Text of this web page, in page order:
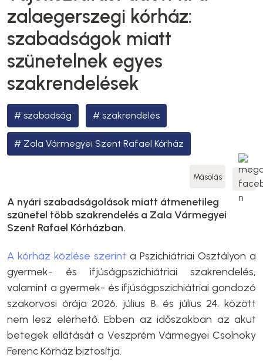
zalaegerszegi kórház:
szabadságok miatt
szünetelnek egyes
szakrendelések
szabadság szakrendelés
Zala Vármegyei Szent Rafael Kórház
Másolás
A nyári szabadságolások miatt átmenetileg
szünetel több szakrendelés a Zala Vármegyei
Szent Rafael Kórházban.
A kórház közlése szerint a Pszichiátriai Osztályon a
gyermek- és ifjúságpszichiátriai szakrendelés,
valamint a gyermek- és ifjúságpszichiátriai gondozó
szakorvosi órája 2026. július 8. és július 24. között
nem lesz elérhető. Ebben az időszakban az akut
betegek ellátását a Veszprém Vármegyei Csolnoky
Ferenc Kórház biztosítja.